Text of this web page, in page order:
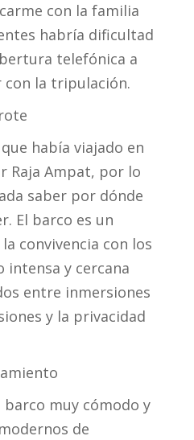
con la familia
habría dificultad
telefónica a
con la tripulación.
había viajado en
Raja Ampat, por lo
saber por dónde
El barco es un
convivencia con los
y cercana
entre inmersiones
y la privacidad
barco muy cómodo y
de